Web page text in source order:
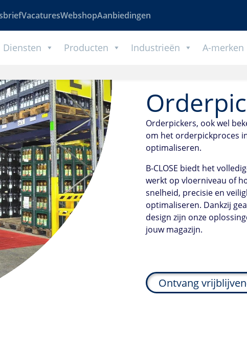
VacaturesWebshopAanbiedingen
Diensten Producten Industrieën A-merken
Orderpickers, ook wel
om het orderpickproces
optimaliseren.
B-CLOSE biedt het
werkt op vloerniveau of
snelheid, precisie en
optimaliseren. Dankzij
design zijn onze
jouw magazijn.
Ontvang